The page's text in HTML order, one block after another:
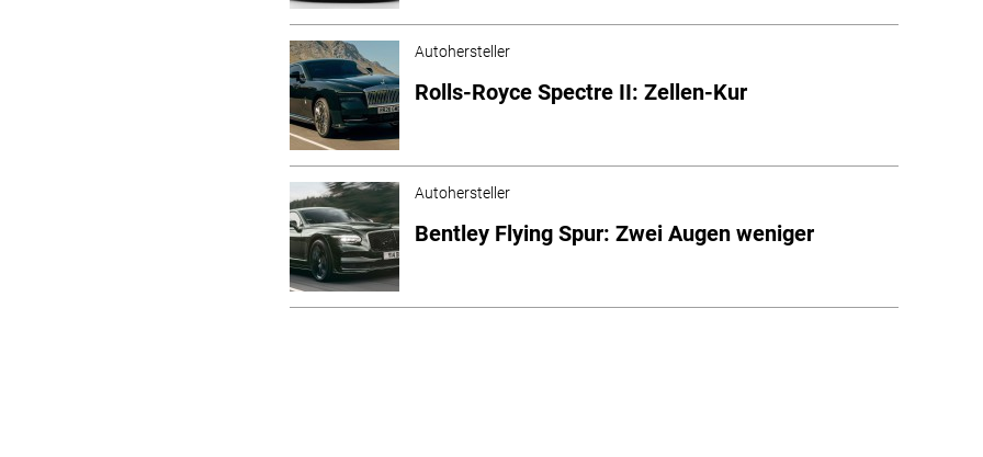
Autohersteller
Rolls-Royce Spectre II: Zellen-Kur
Autohersteller
Bentley Flying Spur: Zwei Augen weniger